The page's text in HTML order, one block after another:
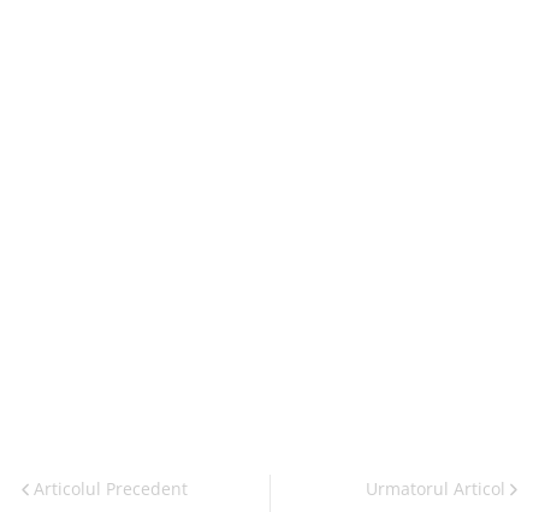
Articolul Precedent Urmatorul Articol